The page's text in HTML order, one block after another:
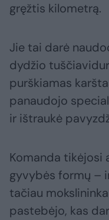
gręžtis kilometrą.
Jie tai darė
dydžio
purškiamas
panaudojo
ir ištraukė
Komanda tikėjosi
gyvybės formų –
tačiau
pastebėjo, kas